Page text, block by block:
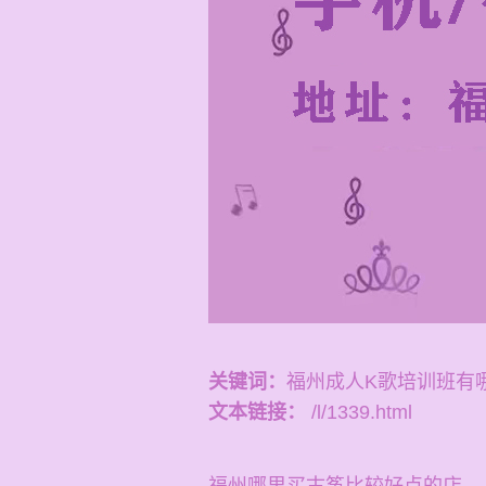
关键词： 福州成人K歌培训班有
文本链接：
/l/1339.html